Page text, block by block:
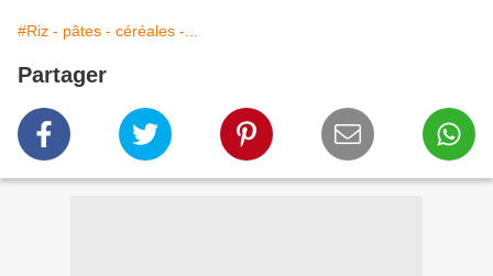
#Riz - pâtes - céréales -...
Partager